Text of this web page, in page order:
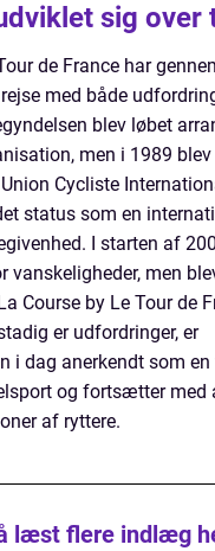
sig over
de France har
med både
blev løbet
men i 1989
Cycliste
status som en
I starten af
vanskeligheder, men
Course by Le Tour de
er udfordringer, er
i dag anerkendt som
og fortsætter med
af ryttere.
læst flere indlæg